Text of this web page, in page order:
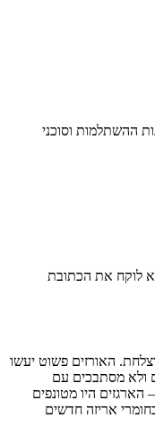
ההשתלמות וסוכני
לוקח את הכתובת
האורזים פשוט יעשו
ולא מסתבכים עם
היו מטונפים
אריזה חדשים